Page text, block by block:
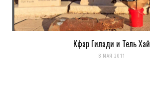
Кфар Гилади и Тель Хай
8 МАЯ 2011